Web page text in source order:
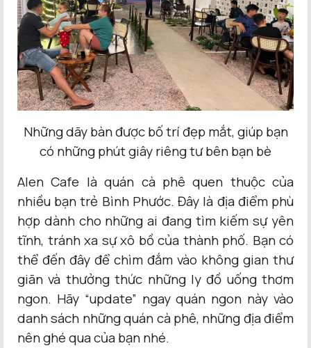
Những dãy bàn được bố trí đẹp mắt, giúp bạn
có những phút giây riêng tư bên bạn bè
Alen Cafe là quán cà phê quen thuộc của
nhiều bạn trẻ Bình Phước. Đây là địa điểm phù
hợp dành cho những ai đang tìm kiếm sự yên
tĩnh, tránh xa sự xô bồ của thành phố. Bạn có
thể đến đây để chìm đắm vào không gian thư
giãn và thưởng thức những ly đồ uống thơm
ngon. Hãy “update” ngay quán ngon này vào
danh sách những quán cà phê, những địa điểm
nên ghé qua của bạn nhé.